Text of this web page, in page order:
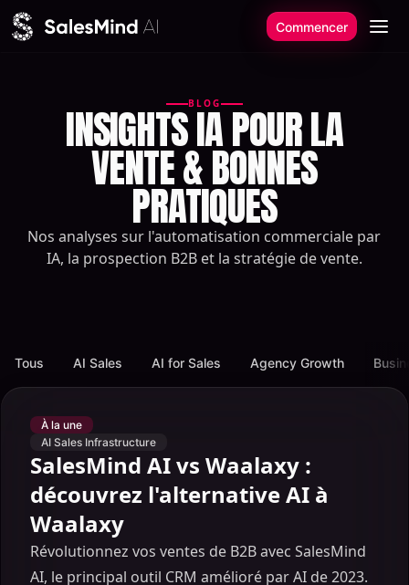
Aller au contenu
Commencer
BLOG
INSIGHTS IA POUR LA
VENTE & BONNES
PRATIQUES
Nos analyses sur l'automatisation commerciale par
IA, la prospection B2B et la stratégie de vente.
Tous AI Sales AI for Sales Agency Growth
À la une
AI Sales Infrastructure
SalesMind AI vs Waalaxy :
découvrez l'alternative AI à
Waalaxy
Révolutionnez vos ventes de B2B avec SalesMind
AI, le principal outil CRM amélioré par AI de 2023.